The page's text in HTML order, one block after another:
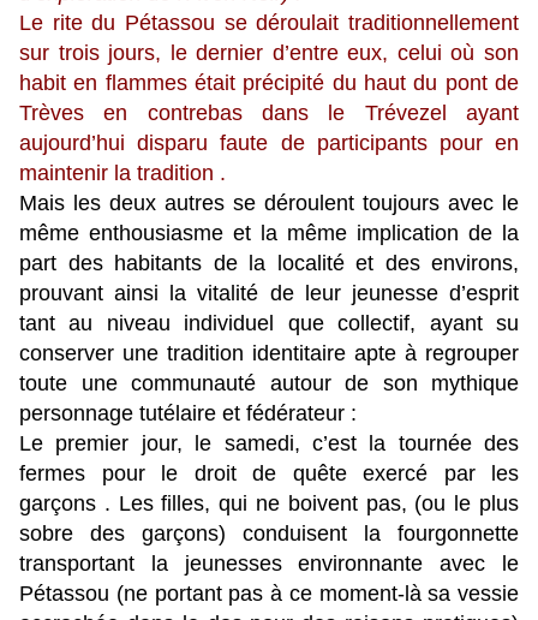
Le rite du Pétassou se déroulait traditionnellement
sur trois jours, le dernier d’entre eux, celui où son
habit en flammes était précipité du haut du pont de
Trèves en contrebas dans le Trévezel ayant
aujourd’hui disparu faute de participants pour en
maintenir la tradition .
Mais les deux autres se déroulent toujours avec le
même enthousiasme et la même implication de la
part des habitants de la localité et des environs,
prouvant ainsi la vitalité de leur jeunesse d’esprit
tant au niveau individuel que collectif, ayant su
conserver une tradition identitaire apte à regrouper
toute une communauté autour de son mythique
personnage tutélaire et fédérateur :
Le premier jour, le samedi, c’est la tournée des
fermes pour le droit de quête exercé par les
garçons . Les filles, qui ne boivent pas, (ou le plus
sobre des garçons) conduisent la fourgonnette
transportant la jeunesses environnante avec le
Pétassou (ne portant pas à ce moment-là sa vessie